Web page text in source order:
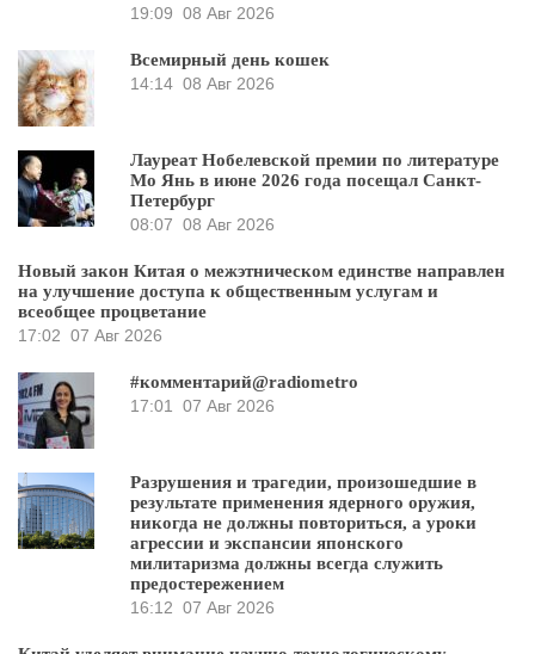
19:09 08 Авг 2026
Всемирный день кошек
14:14 08 Авг 2026
Лауреат Нобелевской премии по литературе
Мо Янь в июне 2026 года посещал Санкт-
Петербург
08:07 08 Авг 2026
Новый закон Китая о межэтническом единстве направлен
на улучшение доступа к общественным услугам и
всеобщее процветание
17:02 07 Авг 2026
#комментарий@radiometro
17:01
07 Авг 2026
Разрушения и трагедии, произошедшие в
результате применения ядерного оружия,
никогда не должны повториться, а уроки
агрессии и экспансии японского
милитаризма должны всегда служить
предостережением
16:12 07 Авг 2026